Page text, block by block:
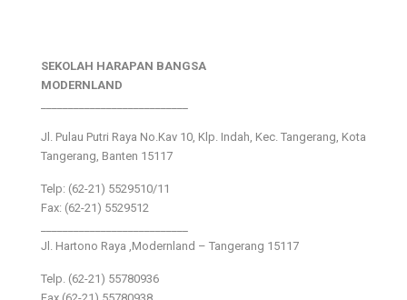
SEKOLAH HARAPAN BANGSA
MODERNLAND
Jl. Pulau Putri Raya No.Kav 10, Klp. Indah, Kec. Tangerang, Kota
Tangerang, Banten 15117
Telp: (62-21) 5529510/11
Fax: (62-21) 5529512
Jl. Hartono Raya ,Modernland – Tangerang 15117
Telp. (62-21) 55780936